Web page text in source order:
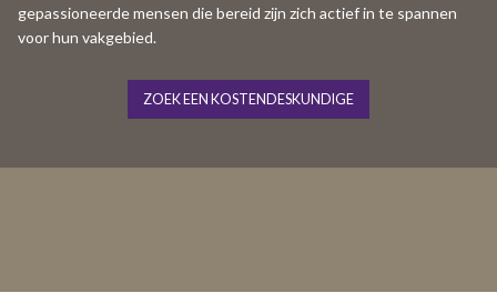
gepassioneerde mensen die bereid zijn zich actief in te spannen
voor hun vakgebied.
ZOEK EEN KOSTENDESKUNDIGE